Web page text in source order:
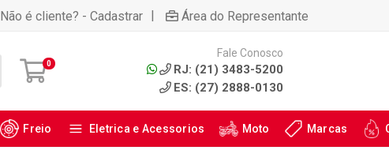
Não é cliente? - Cadastrar | Área do Representante
0
Fale Conosco
RJ: (21) 3483-5200
ES: (27) 2888-0130
Freio Eletrica e Acessorios Moto Marcas